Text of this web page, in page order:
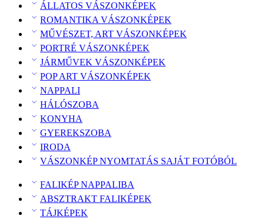
ÁLLATOS VÁSZONKÉPEK
ROMANTIKA VÁSZONKÉPEK
MŰVÉSZET, ART VÁSZONKÉPEK
PORTRÉ VÁSZONKÉPEK
JÁRMŰVEK VÁSZONKÉPEK
POP ART VÁSZONKÉPEK
NAPPALI
HÁLÓSZOBA
KONYHA
GYEREKSZOBA
IRODA
VÁSZONKÉP NYOMTATÁS SAJÁT FOTÓBÓL
FALIKÉP NAPPALIBA
ABSZTRAKT FALIKÉPEK
TÁJKÉPEK